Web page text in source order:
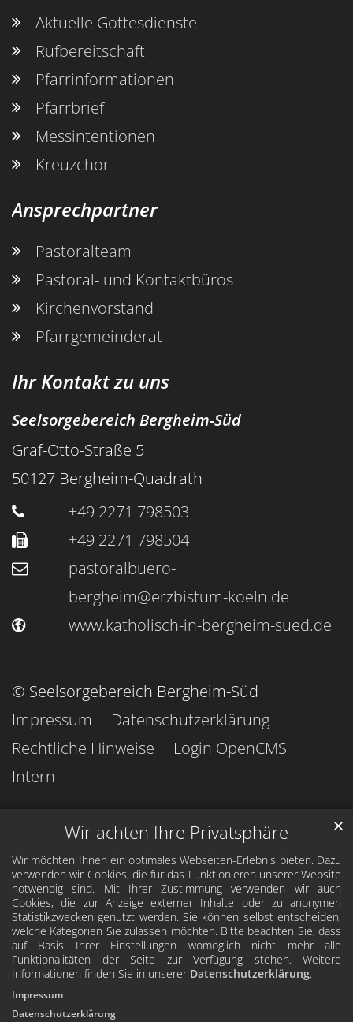
Wir achten Ihre Privatsphäre
Wir möchten Ihnen ein optimales Webseiten-Erlebnis bieten. Dazu
verwenden wir Cookies, die für das Funktionieren unserer Website
notwendig sind. Mit Ihrer Zustimmung verwenden wir auch
Cookies, die zur Anzeige externer Inhalte oder zu anonymen
Statistikzwecken genutzt werden. Sie können selbst entscheiden,
welche Kategorien Sie zulassen möchten. Bitte beachten Sie, dass
auf Basis Ihrer Einstellungen womöglich nicht mehr alle
Funktionalitäten der Seite zur Verfügung stehen. Weitere
Informationen finden Sie in unserer Datenschutzerklärung.
✕
Impressum
Datenschutzerklärung
Aktuelle Gottesdienste
Rufbereitschaft
Pfarrinformationen
Pfarrbrief
Messintentionen
Kreuzchor
Ansprechpartner
Pastoralteam
Pastoral- und Kontaktbüros
Kirchenvorstand
Pfarrgemeinderat
Ihr Kontakt zu uns
Seelsorgebereich Bergheim-Süd
Graf-Otto-Straße 5
50127 Bergheim-Quadrath
+49 2271 798503
+49 2271 798504
pastoralbuero-
bergheim@erzbistum-koeln.de
www.katholisch-in-bergheim-sued.de
© Seelsorgebereich Bergheim-Süd
Impressum
Datenschutzerklärung
Rechtliche Hinweise
Login OpenCMS
Intern